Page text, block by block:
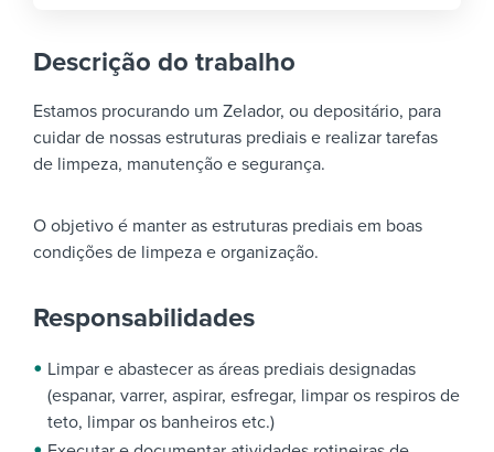
Descrição do trabalho
Estamos procurando um Zelador, ou depositário, para
cuidar de nossas estruturas prediais e realizar tarefas
de limpeza, manutenção e segurança.
O objetivo é manter as estruturas prediais em boas
condições de limpeza e organização.
Responsabilidades
Limpar e abastecer as áreas prediais designadas
(espanar, varrer, aspirar, esfregar, limpar os respiros de
teto, limpar os banheiros etc.)